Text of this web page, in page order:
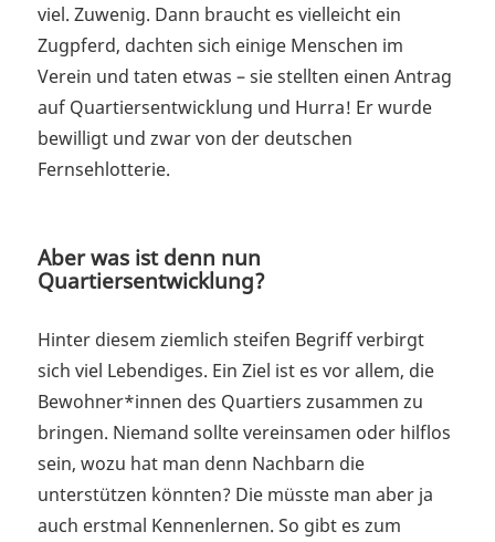
viel. Zuwenig. Dann braucht es vielleicht ein
Zugpferd, dachten sich einige Menschen im
Verein und taten etwas – sie stellten einen Antrag
auf Quartiersentwicklung und Hurra! Er wurde
bewilligt und zwar von der deutschen
Fernsehlotterie.
Aber was ist denn nun
Quartiersentwicklung?
Hinter diesem ziemlich steifen Begriff verbirgt
sich viel Lebendiges. Ein Ziel ist es vor allem, die
Bewohner*innen des Quartiers zusammen zu
bringen. Niemand sollte vereinsamen oder hilflos
sein, wozu hat man denn Nachbarn die
unterstützen könnten? Die müsste man aber ja
auch erstmal Kennenlernen. So gibt es zum